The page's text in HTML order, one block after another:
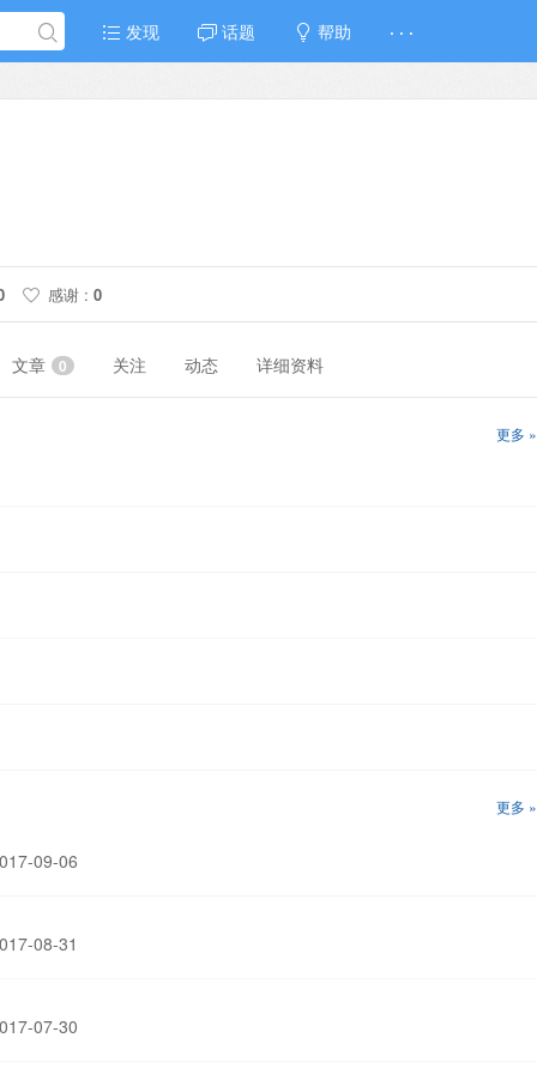
发现 话题 帮助 · · ·
感谢 : 0
文章 0 关注 动态 详细资料
更多 »
更多 »
09-06
08-31
07-30